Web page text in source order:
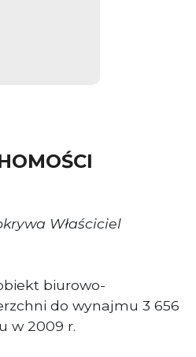
Właściciel
biurowo-
do wynajmu 3 656
w 2009 r.